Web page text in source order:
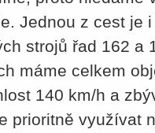
Jednou z cest je
strojů řad 162 a
máme celkem
140 km/h a
prioritně využívat